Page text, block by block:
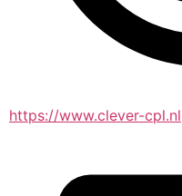
https://www.clever-cpl.nl